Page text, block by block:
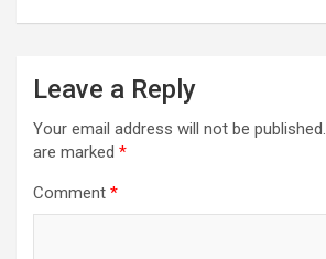
Leave a Reply
Your email address will not be published.
are marked *
Comment *